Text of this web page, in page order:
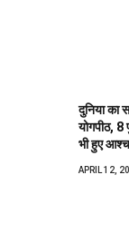
दुनिया का
योगपीठ,
भी हुए
APRIL 12,